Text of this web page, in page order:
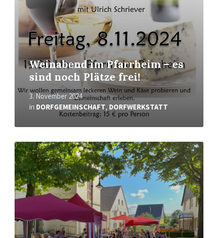
Weinabend im Pfarrheim – es
sind noch Plätze frei!
3. November 2024
in DORFGEMEINSCHAFT, DORFWERKSTATT
Mehr
erfahren